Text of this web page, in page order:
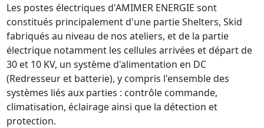
Les postes électriques d'AMIMER ENERGIE sont
constitués principalement d'une partie Shelters, Skid
fabriqués au niveau de nos ateliers, et de la partie
électrique notamment les cellules arrivées et départ de
30 et 10 KV, un système d'alimentation en DC
(Redresseur et batterie), y compris l'ensemble des
systèmes liés aux parties : contrôle commande,
climatisation, éclairage ainsi que la détection et
protection.